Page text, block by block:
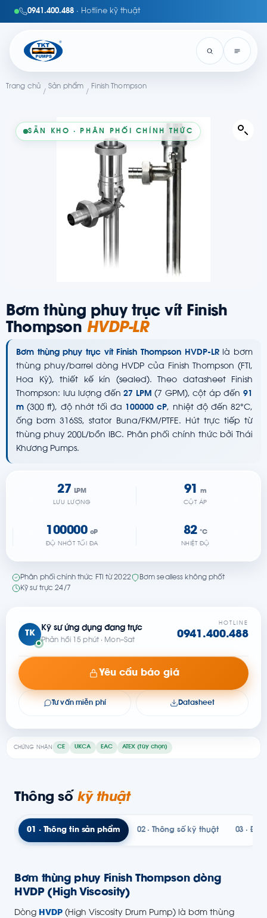
0941.400.488 · Hotline kỹ thuật
Trang chủ
/
Sản phẩm
/
Finish Thompson
SẴN KHO · PHÂN PHỐI CHÍNH THỨC
CHỨNG NHẬN CE UKCA EAC ATEX (tùy chọn)
Bơm thùng phuy trục vít Finish
Thompson HVDP-LR
Bơm thùng phuy trục vít Finish Thompson HVDP-LRlà bơm
thùng phuy/barrel dòng HVDP của Finish Thompson (FTI,
Hoa Kỳ), thiết kế kín (sealed). Theo datasheet Finish
Thompson: lưu lượng đến27 LPM (7 GPM), cột áp đến91
m (300 ft), độ nhớt tối đa 100000 cP, nhiệt độ đến 82°C,
ống bơm 316SS, stator Buna/FKM/PTFE. Hút trực tiếp từ
thùng phuy 200L/bồn IBC. Phân phối chính thức bởi Thái
Khương Pumps.
27 LPM
LƯU LƯỢNG
91 m
CỘT ÁP
100000 cP
ĐỘ NHỚT TỐI ĐA
82 °C
NHIỆT ĐỘ
Phân phối chính thức FTI từ 2022
Bơm sealless không phốt
Kỹ sư trực 24/7
TK
Kỹ sư ứng dụng đang trực
Phản hồi 15 phút · Mon–Sat
HOTLINE
0941.400.488
Yêu cầu báo giá
Tư vấn miễn phí Datasheet
Thông số kỹ thuật
01 · Thông tin sản phẩm 02 · Thông số kỹ thuật 03 ·
Bơm thùng phuy Finish Thompson dòng
HVDP (High Viscosity)
Dòng HVDP (High Viscosity Drum Pump) là bơm thùng